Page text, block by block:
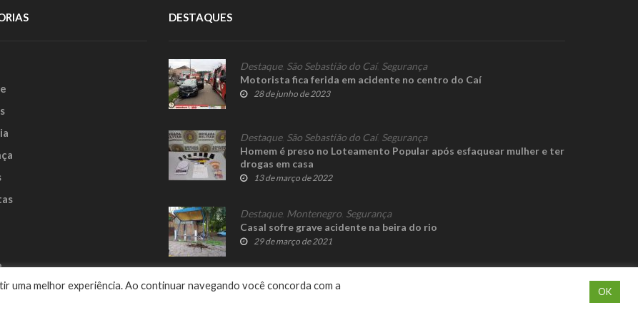
DESTAQUES
Destaque, São Sebastião do Caí, Segurança
Motorista fica ferida em acidente no centro do Caí
28 de junho de 2023
Destaque, São Sebastião do Caí, Segurança
Homem é preso no Loteamento Popular após esfaquear mulher e ter
drogas em casa
13 de março de 2022
Destaque, Montenegro Segurança
Casal sofre grave acidente na beira do rio
29 de março de 2021
uma melhor experiência. Ao continuar navegando você concorda com a
OK